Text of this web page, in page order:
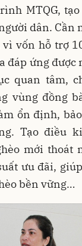
MTQG,
dân. Cần
vì vốn hỗ trợ
đáp ứng được
quan tâm,
vùng đồng
ổn định,
Tạo điều
mới thoát
ưu đãi,
bền vững…